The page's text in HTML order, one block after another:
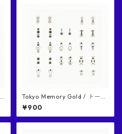
Tokyo Memory Gold / トーキ
ョーメモリー ゴールド ネイル
シール
¥900